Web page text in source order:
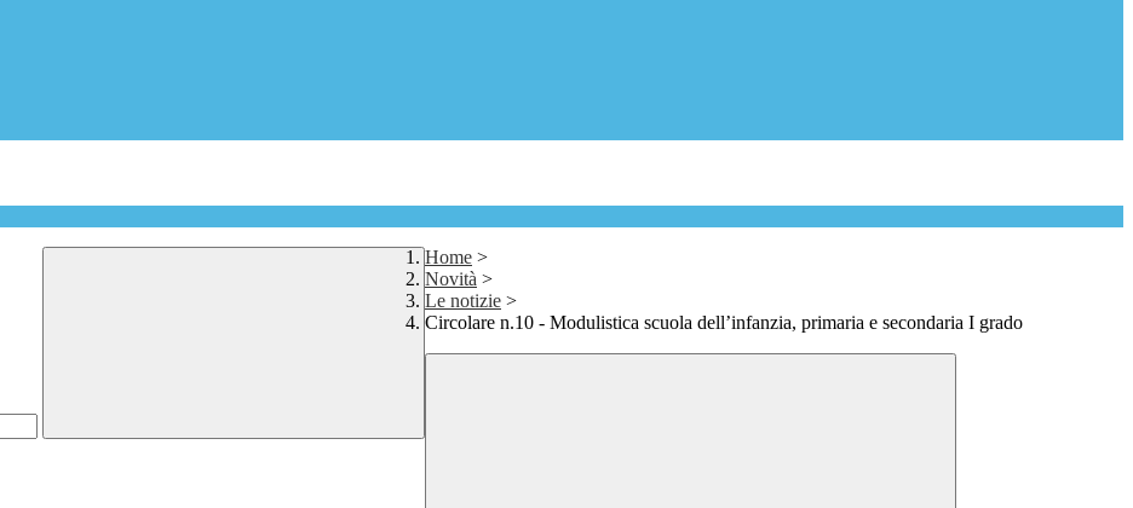
Home >
Novità >
Le notizie >
Circolare n.10 - Modulistica scuola dell’infanzia, primaria e secondaria I grado